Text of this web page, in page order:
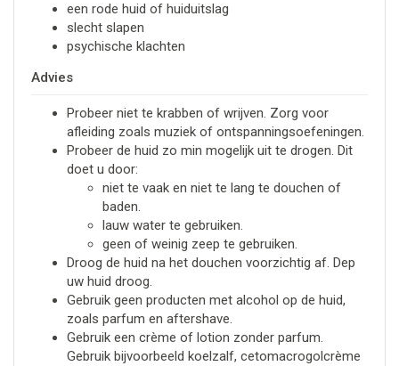
een rode huid of huiduitslag
slecht slapen
psychische klachten
Advies
Probeer niet te krabben of wrijven. Zorg voor
afleiding zoals muziek of ontspanningsoefeningen.
Probeer de huid zo min mogelijk uit te drogen. Dit
doet u door:
niet te vaak en niet te lang te douchen of
baden.
lauw water te gebruiken.
geen of weinig zeep te gebruiken.
Droog de huid na het douchen voorzichtig af. Dep
uw huid droog.
Gebruik geen producten met alcohol op de huid,
zoals parfum en aftershave.
Gebruik een crème of lotion zonder parfum.
Gebruik bijvoorbeeld koelzalf, cetomacrogolcrème